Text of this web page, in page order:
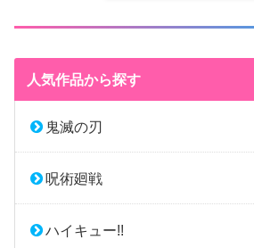
人気作品から探す
鬼滅の刃
呪術廻戦
ハイキュー!!